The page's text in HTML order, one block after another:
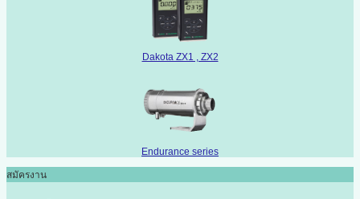
Dakota ZX1 , ZX2
Endurance series
สมัครงาน